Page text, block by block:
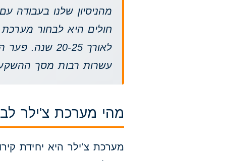
חולים היא לבחור
לאורך 20-25
עשרות רבות מסך
מהי מערכת צ'ילר